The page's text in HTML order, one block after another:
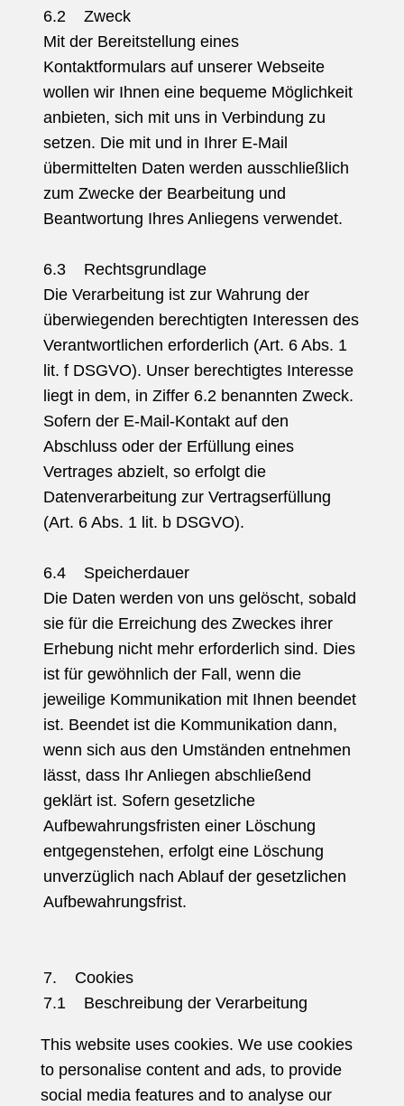
6.2 Zweck
Mit der Bereitstellung eines
Kontaktformulars auf unserer Webseite
wollen wir Ihnen eine bequeme Möglichkeit
anbieten, sich mit uns in Verbindung zu
setzen. Die mit und in Ihrer E-Mail
übermittelten Daten werden ausschließlich
zum Zwecke der Bearbeitung und
Beantwortung Ihres Anliegens verwendet.
6.3 Rechtsgrundlage
Die Verarbeitung ist zur Wahrung der
überwiegenden berechtigten Interessen des
Verantwortlichen erforderlich (Art. 6 Abs. 1
lit. f DSGVO). Unser berechtigtes Interesse
liegt in dem, in Ziffer 6.2 benannten Zweck.
Sofern der E-Mail-Kontakt auf den
Abschluss oder der Erfüllung eines
Vertrages abzielt, so erfolgt die
Datenverarbeitung zur Vertragserfüllung
(Art. 6 Abs. 1 lit. b DSGVO).
6.4 Speicherdauer
Die Daten werden von uns gelöscht, sobald
sie für die Erreichung des Zweckes ihrer
Erhebung nicht mehr erforderlich sind. Dies
ist für gewöhnlich der Fall, wenn die
jeweilige Kommunikation mit Ihnen beendet
ist. Beendet ist die Kommunikation dann,
wenn sich aus den Umständen entnehmen
lässt, dass Ihr Anliegen abschließend
geklärt ist. Sofern gesetzliche
Aufbewahrungsfristen einer Löschung
entgegenstehen, erfolgt eine Löschung
unverzüglich nach Ablauf der gesetzlichen
Aufbewahrungsfrist.
7. Cookies
7.1 Beschreibung der Verarbeitung
This website uses cookies. We use cookies
to personalise content and ads, to provide
social media features and to analyse our